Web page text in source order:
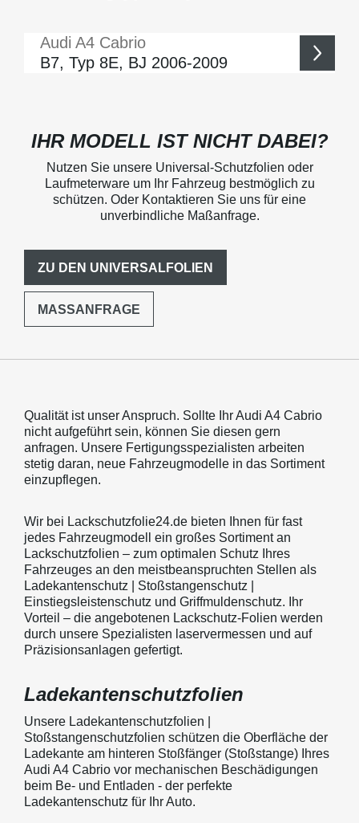
Audi A4 Cabrio
B7, Typ 8E, BJ 2006-2009
IHR MODELL IST NICHT DABEI?
Nutzen Sie unsere Universal-Schutzfolien oder
Laufmeterware um Ihr Fahrzeug bestmöglich zu
schützen. Oder Kontaktieren Sie uns für eine
unverbindliche Maßanfrage.
ZU DEN UNIVERSALFOLIEN
MASSANFRAGE
Qualität ist unser Anspruch. Sollte Ihr Audi A4 Cabrio
nicht aufgeführt sein, können Sie diesen gern
anfragen. Unsere Fertigungsspezialisten arbeiten
stetig daran, neue Fahrzeugmodelle in das Sortiment
einzupflegen.
Wir bei Lackschutzfolie24.de bieten Ihnen für fast
jedes Fahrzeugmodell ein großes Sortiment an
Lackschutzfolien – zum optimalen Schutz Ihres
Fahrzeuges an den meistbeanspruchten Stellen als
Ladekantenschutz | Stoßstangenschutz |
Einstiegsleistenschutz und Griffmuldenschutz. Ihr
Vorteil – die angebotenen Lackschutz-Folien werden
durch unsere Spezialisten laservermessen und auf
Präzisionsanlagen gefertigt.
Ladekantenschutzfolien
Unsere Ladekantenschutzfolien |
Stoßstangenschutzfolien schützen die Oberfläche der
Ladekante am hinteren Stoßfänger (Stoßstange) Ihres
Audi A4 Cabrio vor mechanischen Beschädigungen
beim Be- und Entladen - der perfekte
Ladekantenschutz für Ihr Auto.